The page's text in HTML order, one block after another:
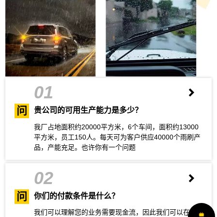
01
问 贵公司的可用生产能力是多少？
我厂占地面积约20000平方米，6个车间，面积约13000
平方米，员工150人。每天可为客户供应40000个雨刷产
品，产能充足。也许你有一个问题
02
问 你们的付款条件是什么？
我们可以理解您的业务需要现金流，因此我们可以在您